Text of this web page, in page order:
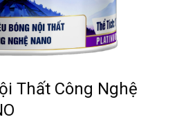
Thất Công Nghệ